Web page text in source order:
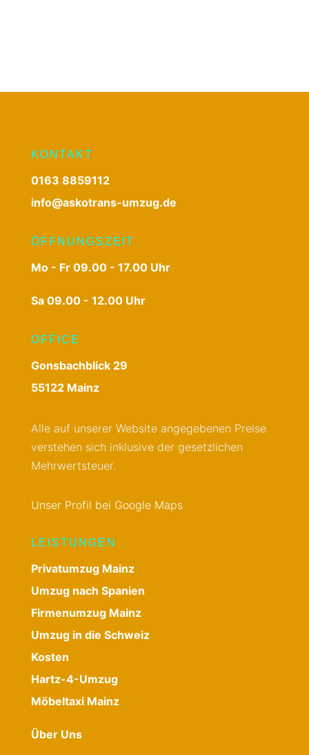
KONTAKT
0163 8859112
info@askotrans-umzug.de
ÖFFNUNGSZEIT
Mo - Fr 09.00 - 17.00 Uhr
Sa 09.00 - 12.00 Uhr
OFFICE
Gonsbachblick 29
55122 Mainz
Alle auf unserer Website angegebenen Preise
verstehen sich inklusive der gesetzlichen
Mehrwertsteuer.
Unser Profil bei Google Maps
LEISTUNGEN
Privatumzug Mainz
Umzug nach Spanien
Firmenumzug Mainz
Umzug in die Schweiz
Kosten
Hartz-4-Umzug
Möbeltaxi Mainz
Über Uns